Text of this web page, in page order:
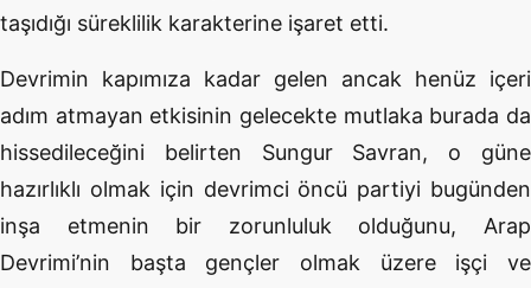
taşıdığı süreklilik karakterine işaret etti.
Devrimin kapımıza kadar gelen ancak henüz içeri
adım atmayan etkisinin gelecekte mutlaka burada da
hissedileceğini belirten Sungur Savran, o güne
hazırlıklı olmak için devrimci öncü partiyi bugünden
inşa etmenin bir zorunluluk olduğunu, Arap
Devrimi’nin başta gençler olmak üzere işçi ve